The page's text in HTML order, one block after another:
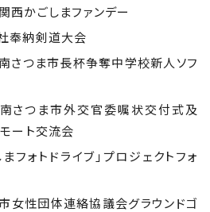
かごしまファンデー
奉納剣道大会
つま市長杯争奪中学校新人ソフ
さつま市外交官委嘱状交付式及
ート交流会
ォトドライブ」プロジェクトフォ
性団体連絡協議会グラウンドゴ